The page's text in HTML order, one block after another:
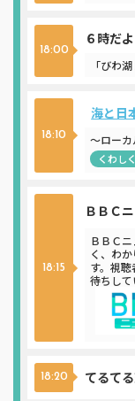
18:00
６時だ
「びわ
18:10
海と日
～ロー
くわし
18:15
ＢＢＣ
ＢＢＣ
く、わ
す。視
待ちして
18:20 てるて